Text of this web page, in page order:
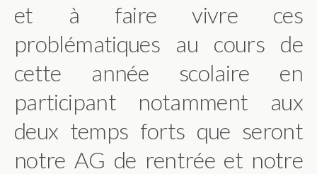
et à faire vivre ces
problématiques au cours de
cette année scolaire en
participant notamment aux
deux temps forts que seront
notre AG de rentrée et notre